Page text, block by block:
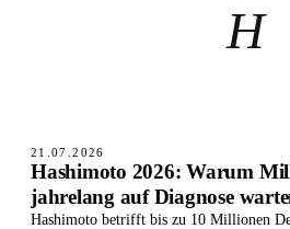
H
21.07.2026
Hashimoto 2026: Warum
jahrelang auf Diagnose
Hashimoto betrifft bis zu 10 Millionen